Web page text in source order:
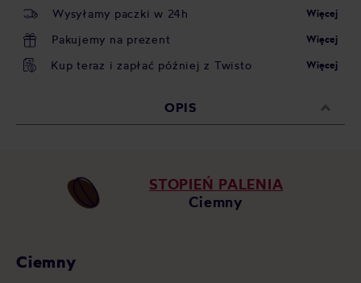
Wysyłamy paczki w 24h Więcej
Pakujemy na prezent Więcej
Kup teraz i zapłać później z Twisto Więcej
OPIS
STOPIEŃ PALENIA
Ciemny
Ciemny